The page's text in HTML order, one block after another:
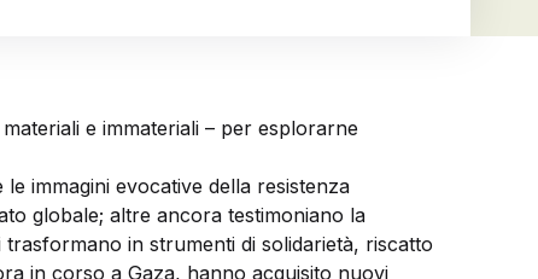
e immateriali – per esplorarne
immagini evocative della resistenza
globale; altre ancora testimoniano la
in strumenti di solidarietà, riscatto
in corso a Gaza, hanno acquisito nuovi